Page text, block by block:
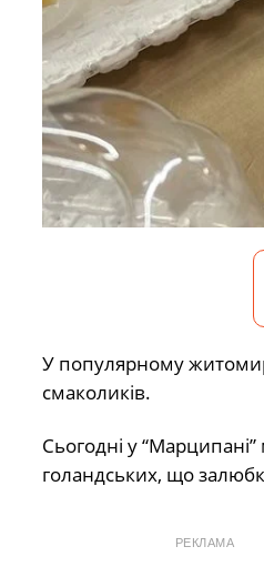
У популярному
смаколиків.
Сьогодні у
голандських, що
РЕКЛАМА